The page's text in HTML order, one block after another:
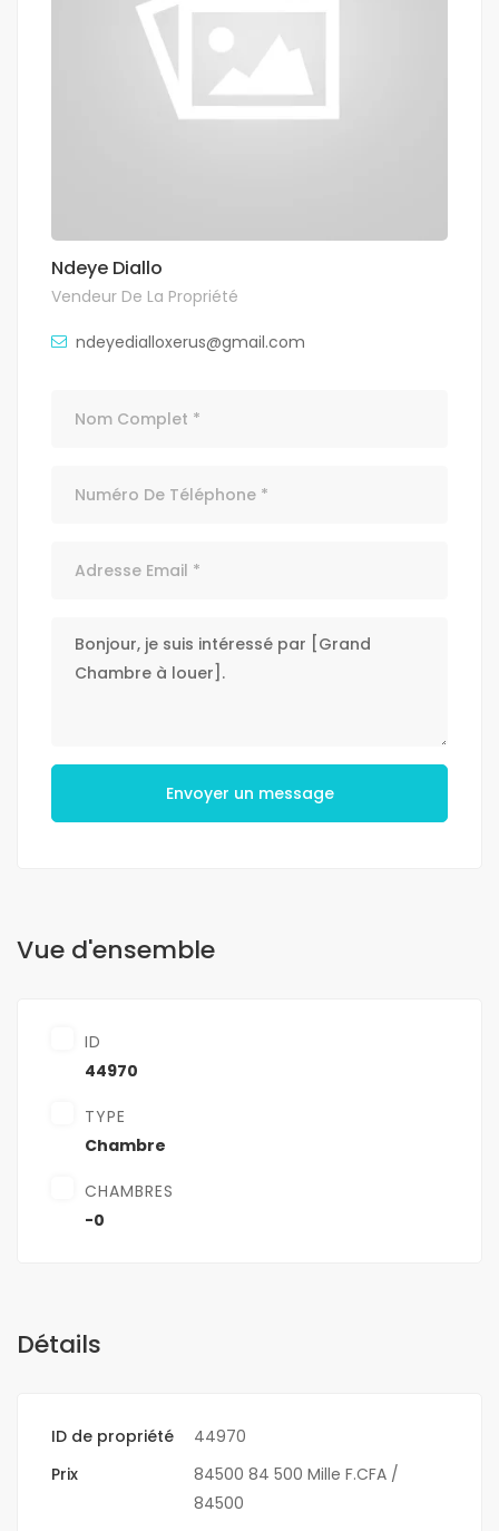
Ndeye Diallo
Vendeur De La Propriété
ndeyedialloxerus@gmail.com
Envoyer un message
Vue d'ensemble
ID
44970
TYPE
Chambre
CHAMBRES
-0
Détails
ID de propriété
44970
Prix
84500 84 500 Mille F.CFA /
84500